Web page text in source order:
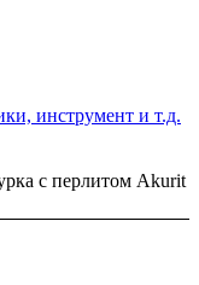
инструмент и т.д.
с перлитом Akurit